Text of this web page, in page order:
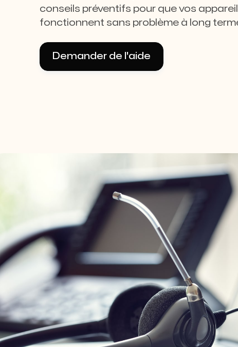
conseils préventifs pour que vos
fonctionnent sans problème à long
Demander de l'aide